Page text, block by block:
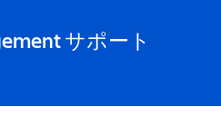
サポート